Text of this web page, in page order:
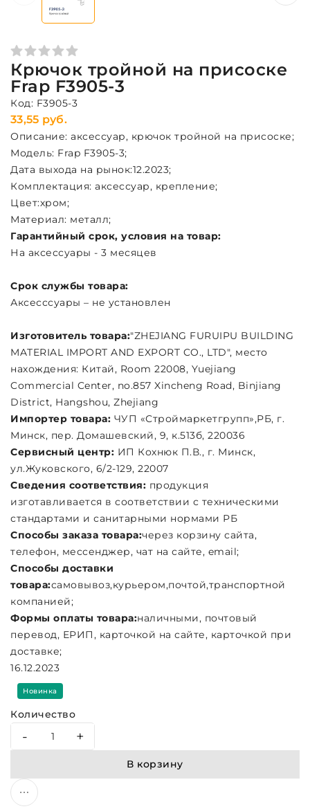
Крючок тройной на присоске
Frap F3905-3
Код: F3905-3
33,55 руб.
Описание: аксессуар, крючок тройной на присоске;
Модель: Frap F3905-3;
Дата выхода на рынок:12.2023;
Комплектация: аксессуар, крепление;
Цвет:хром;
Материал: металл;
Гарантийный срок, условия на товар:
На аксессуары - 3 месяцев
Срок службы товара:
Аксесссуары – не установлен
Изготовитель товара:"ZHEJIANG FURUIPU BUILDING
MATERIAL IMPORT AND EXPORT CO., LTD", место
нахождения: Китай, Room 22008, Yuejiang
Commercial Center, no.857 Xincheng Road, Binjiang
District, Hangshou, Zhejiang
Импортер товара: ЧУП «Строймаркетгрупп»,РБ, г.
Минск, пер. Домашевский, 9, к.513б, 220036
Сервисный центр: ИП Кохнюк П.В., г. Минск,
ул.Жуковского, 6/2-129, 22007
Сведения соответствия: продукция
изготавливается в соответствии с техническими
стандартами и санитарными нормами РБ
Способы заказа товара:через корзину сайта,
телефон, мессенджер, чат на сайте, email;
Cпособы доставки
товара:самовывоз,курьером,почтой,транспортной
компанией;
Формы оплаты товара:наличными, почтовый
перевод, ЕРИП, карточкой на сайте, карточкой при
доставке;
16.12.2023
Новинка
Количество
- +
В корзину